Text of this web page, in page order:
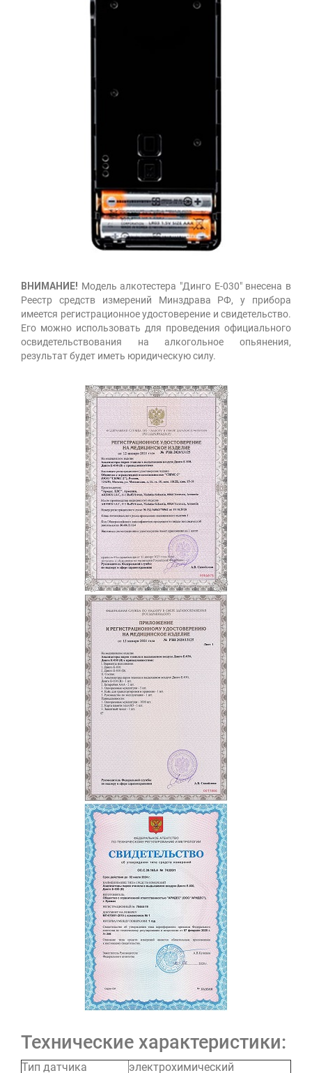
ВНИМАНИЕ! Модель алкотестера "Динго Е-030" внесена в
Реестр средств измерений Минздрава РФ, у прибора
имеется регистрационное удостоверение и свидетельство.
Его можно использовать для проведения официального
освидетельствования на алкогольное опьянения,
результат будет иметь юридическую силу.
Технические характеристики:
Тип датчика электрохимический